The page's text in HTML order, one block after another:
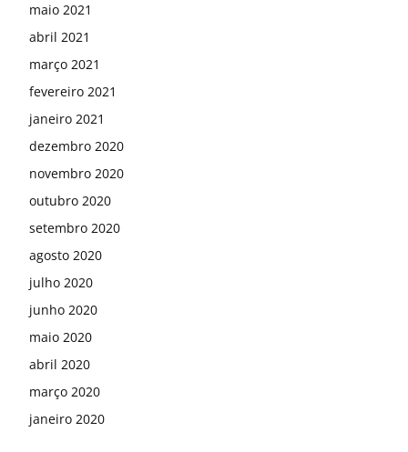
maio 2021
abril 2021
março 2021
fevereiro 2021
janeiro 2021
dezembro 2020
novembro 2020
outubro 2020
setembro 2020
agosto 2020
julho 2020
junho 2020
maio 2020
abril 2020
março 2020
janeiro 2020